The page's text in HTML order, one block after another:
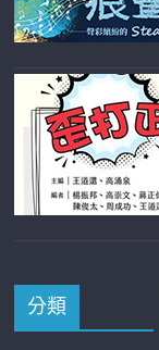
分類